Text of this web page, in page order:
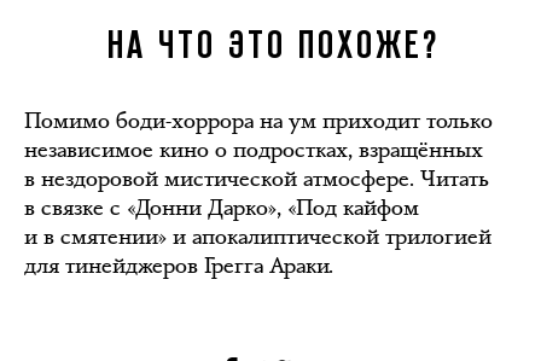
НА ЧТО ЭТО ПОХОЖЕ?
Помимо боди-хоррора на ум приходит только
независимое кино о подростках, взращённых
в нездоровой мистической атмосфере. Читать
в связке с «Донни Дарко», «Под кайфом
и в смятении» и апокалиптической трилогией
для тинейджеров Грегга Араки.